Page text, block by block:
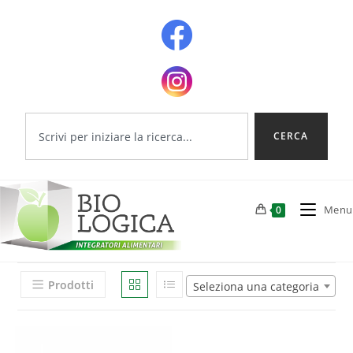
CERCA
0 Menu
Seleziona una categoria
Prodotti